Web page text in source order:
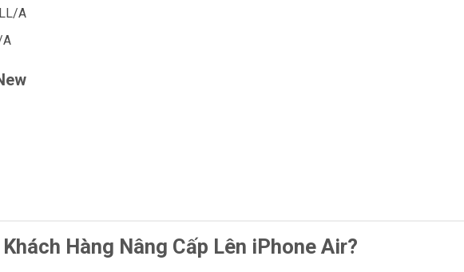
A
A
Hàng Nâng Cấp Lên iPhone Air?